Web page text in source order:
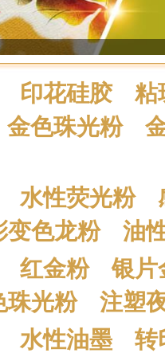
印花硅胶
粘
金色珠光粉
水性荧光粉
变色龙粉
油
红金粉
银
珠光粉
注塑
水性油墨
转